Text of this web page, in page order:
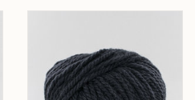
met personeel uit de regio
aan transparantie. Elk product
hierop vind je alle info over het
van de grondstoffen.